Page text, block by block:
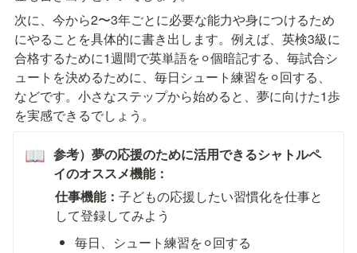
次に、今から2〜3年ごとに必要な能力や身につけるため
にやることを具体的に書き出します。例えば、英検3級に
合格するために1週間で英単語を⚪︎個暗記する、毎試合シ
ュートを決めるために、毎日シュート練習を⚪︎回する、
などです。小さなステップから始めると、夢に向けた1歩
を実感できるでしょう。
📖 参考）夢の応援のために活用できるシャトルペ
イのオススメ機能：
仕事機能： 子どもの応援したい習慣化を仕事と
して登録してみよう
毎日、シュート練習を⚪︎回する